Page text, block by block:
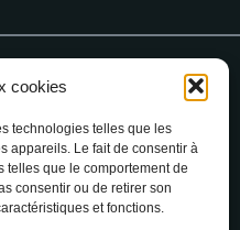
cookies
technologies telles que les
appareils. Le fait de consentir à
telles que le comportement de
consentir ou de retirer son
et fonctions.